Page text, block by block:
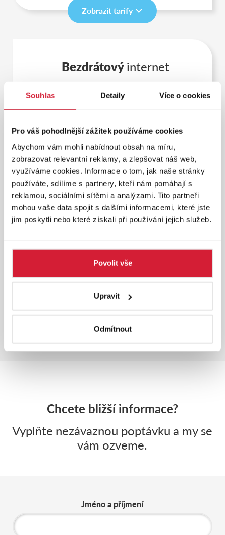
Souhlas Detaily Více o cookies
Pro váš pohodlnější zážitek používáme cookies
Abychom vám mohli nabídnout obsah na míru,
zobrazovat relevantní reklamy, a zlepšovat náš web,
využíváme cookies. Informace o tom, jak naše stránky
používáte, sdílíme s partnery, kteří nám pomáhají s
reklamou, sociálními sítěmi a analýzami. Tito partneři
mohou vaše data spojit s dalšími informacemi, které jste
jim poskytli nebo které získali při používání jejich služeb.
Povolit vše
Upravit
Odmítnout
Zobrazit tarify
Bezdrátovýinternet
Všudypřítomná
WiFi
Internetová služba Air využívá
bezdrátovou technologii, rychle a
snadno se instaluje a zajišťuje největší
internetové pokrytí. Navíc se můžete
spolehnout na vysokou rychlost
internetu. Pokud u vás není možné
připojení optickým kabelem, pak je
bezdrátové připojení Air ideální
variantou.
Zobrazit tarify
KontaktChcete bližší informace?
Vyplňte nezávaznou poptávku a my se
vám ozveme.
Jméno a příjmení